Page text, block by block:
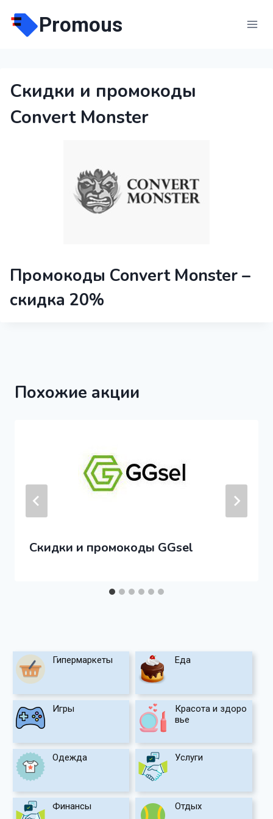
содержимому
Promous
Скидки и промокоды
Convert Monster
Промокоды Convert Monster –
скидка 20%
Похожие акции
Скидки и промокоды GGsel
Гипермаркеты Еда
Игры
Красота и здоро
вье
Одежда Услуги
Финансы Отдых